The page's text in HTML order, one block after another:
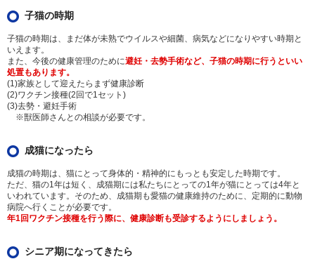
子猫の時期
子猫の時期は、まだ体が未熟でウイルスや細菌、病気などになりやすい時期と
いえます。
また、今後の健康管理のために避妊・去勢手術など、子猫の時期に行うといい
処置もあります。
(1)家族として迎えたらまず健康診断
(2)ワクチン接種(2回で1セット)
(3)去勢・避妊手術
※獣医師さんとの相談が必要です。
成猫になったら
成猫の時期は、猫にとって身体的・精神的にもっとも安定した時期です。
ただ、猫の1年は短く、成猫期には私たちにとっての1年が猫にとっては4年と
いわれています。そのため、成猫期も愛猫の健康維持のために、定期的に動物
病院へ行くことが必要です。
年1回ワクチン接種を行う際に、健康診断も受診するようにしましょう。
シニア期になってきたら